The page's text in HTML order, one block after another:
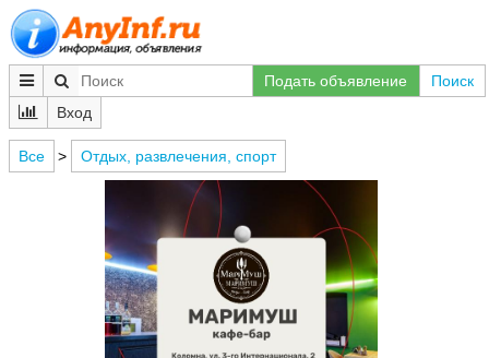
Подать объявление
Поиск
Вход
Все > Отдых, развлечения, спорт